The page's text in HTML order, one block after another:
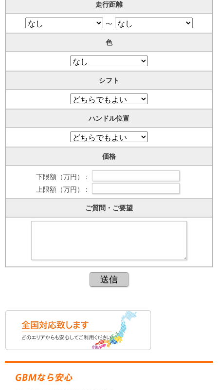
走行距離
〜
色
シフト
ハンドル位置
価格
下限額（万円） :
上限額（万円） :
ご質問・ご要望